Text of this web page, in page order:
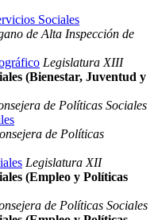
Sociales
de Alta Inspección de
Legislatura XIII
(Bienestar, Juventud y
de Políticas Sociales
de Políticas
Legislatura XII
(Empleo y Políticas
de Políticas Sociales